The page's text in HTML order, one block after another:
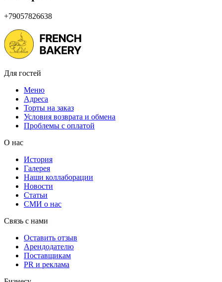
+79057826638
Для гостей
Меню
Адреса
Торты на заказ
Условия возврата и обмена
Проблемы с оплатой
О нас
История
Галерея
Наши коллаборации
Новости
Статьи
СМИ о нас
Связь с нами
Оставить отзыв
Арендодателю
Поставщикам
PR и реклама